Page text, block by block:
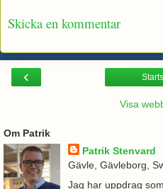
Skicka en kommentar
‹
Visa
Om Patrik
Patrik Stenvard
Gävle, Gävleborg,
Jag har uppdrag